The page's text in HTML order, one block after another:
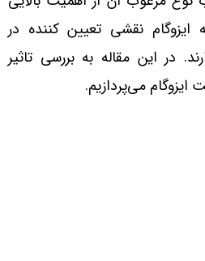
ایزوگام نقشی تعیین کننده در
در این مقاله به بررسی تاثیر
ایزوگام می‌پردازیم.